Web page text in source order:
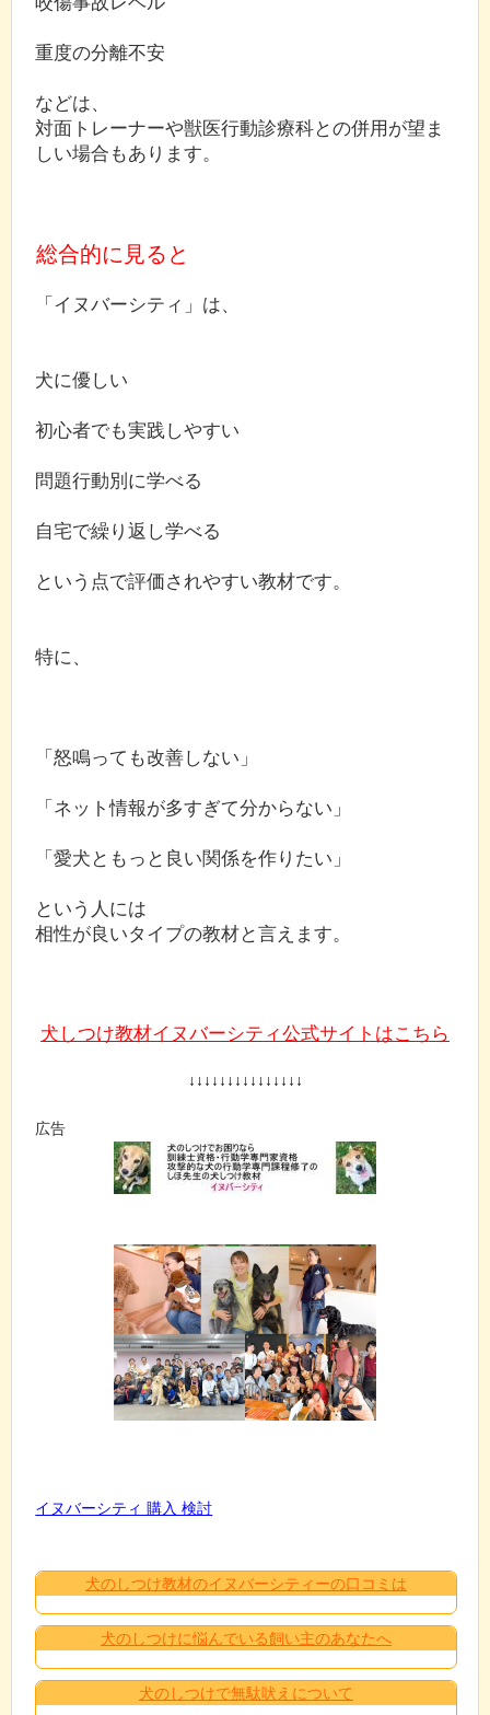
重度の分離不安
などは、
対面トレーナーや獣医行動診療科との併用が望ま
しい場合もあります。
総合的に見ると
「イヌバーシティ」は、
犬に優しい
初心者でも実践しやすい
問題行動別に学べる
自宅で繰り返し学べる
という点で評価されやすい教材です。
特に、
「怒鳴っても改善しない」
「ネット情報が多すぎて分からない」
「愛犬ともっと良い関係を作りたい」
という人には
相性が良いタイプの教材と言えます。
犬しつけ教材イヌバーシティ公式サイトはこちら
↓↓↓↓↓↓↓↓↓↓↓↓↓↓↓
広告
イヌバーシティ 購入 検討
犬のしつけ教材のイヌバーシティーの口コミは
犬のしつけに悩んでいる飼い主のあなたへ
犬のしつけで無駄吠えについて